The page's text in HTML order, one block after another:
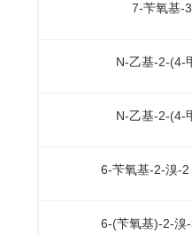
7-苄氧基-
N-乙基-2-(4-
N-乙基-2-(4-
6-苄氧基-2-溴-
6-(苄氧基)-2-溴